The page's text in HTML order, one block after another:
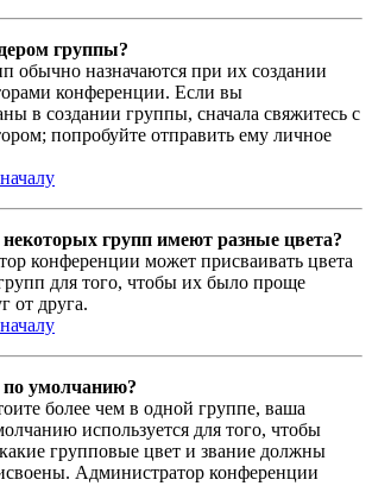
группы?
обычно назначаются при их создании
конференции. Если вы
в создании группы, сначала свяжитесь с
попробуйте отправить ему личное
групп имеют разные цвета?
конференции может присваивать цвета
для того, чтобы их было проще
от друга.
по умолчанию?
более чем в одной группе, ваша
используется для того, чтобы
групповые цвет и звание должны
Администратор конференции